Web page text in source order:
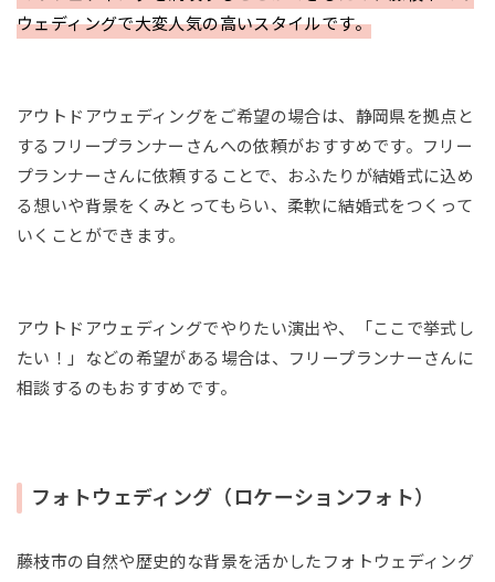
ウェディングで大変人気の高いスタイルです。
アウトドアウェディングをご希望の場合は、静岡県を拠点と
するフリープランナーさんへの依頼がおすすめです。フリー
プランナーさんに依頼することで、おふたりが結婚式に込め
る想いや背景をくみとってもらい、柔軟に結婚式をつくって
いくことができます。
アウトドアウェディングでやりたい演出や、「ここで挙式し
たい！」などの希望がある場合は、フリープランナーさんに
相談するのもおすすめです。
フォトウェディング（ロケーションフォト）
藤枝市の自然や歴史的な背景を活かしたフォトウェディング